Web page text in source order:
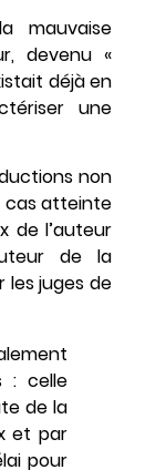
mauvaise
devenu «
déjà en
une
non
cas atteinte
de l’auteur
de la
les juges de
: celle
de la
et par
pour